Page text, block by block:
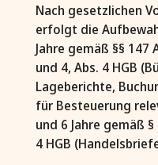
Nach gesetzlichen
erfolgt die
Jahre gemäß §§ 147
und 4, Abs. 4 HGB
Lageberichte,
für Besteuerung
und 6 Jahre gemäß §
4 HGB